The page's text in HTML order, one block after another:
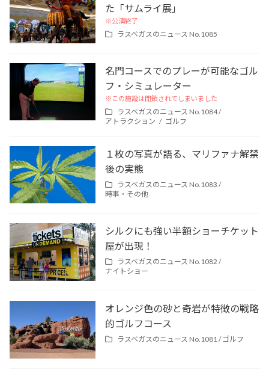
た「サムライ展」
※公演終了
ラスベガスのニュース No.1085
名門コースでのプレーが可能なゴル
フ・シミュレーター
※この施設は閉鎖されてしまいました
ラスベガスのニュース No.1084 /
アトラクション
ゴルフ
１枚の写真が語る、マリファナ解禁
後の実態
ラスベガスのニュース No.1083 /
時事・その他
シルクにも強い半額ショーチケット
屋が出現！
ラスベガスのニュース No.1082 /
ナイトショー
オレンジ色の砂と奇岩が特徴の戦略
的ゴルフコース
ラスベガスのニュース No.1081 /ゴルフ